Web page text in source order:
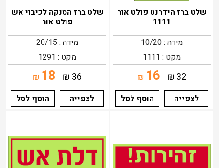
שלט ברז הידרנט פולט אור
1111
מידה : 10/20
מקט : 1111
32
₪
16
₪
לצפייה
הוסף לסל
שלט ברז הסנקה לכיבוי אש
פולט אור
מידה : 20/15
מקט : 1291
36
₪
18
₪
לצפייה
הוסף לסל